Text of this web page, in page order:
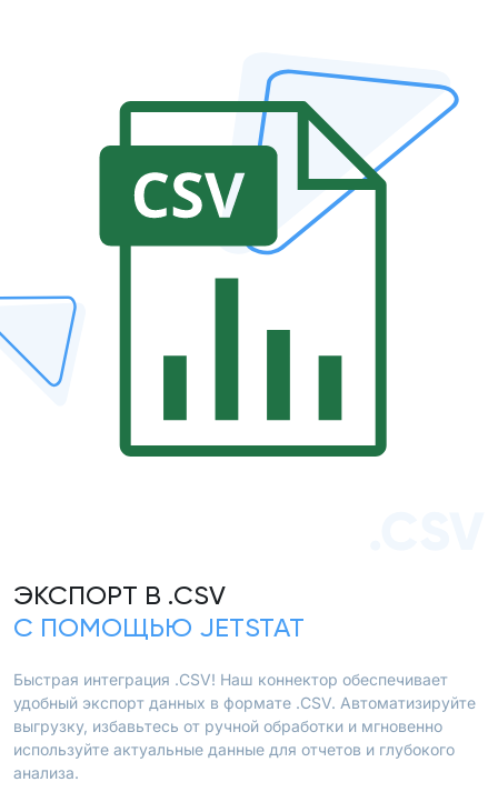
ЭКСПОРТ В .CSV
С ПОМОЩЬЮ JETSTAT
Быстрая интеграция .CSV! Наш коннектор обеспечивает
удобный экспорт данных в формате .CSV. Автоматизируйте
выгрузку, избавьтесь от ручной обработки и мгновенно
используйте актуальные данные для отчетов и глубокого
анализа.